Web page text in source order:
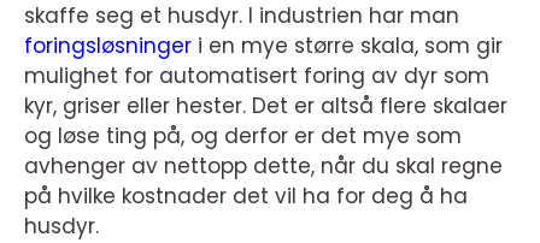
skaffe seg et husdyr. I industrien har man
foringsløsninger i en mye større skala, som gir
mulighet for automatisert foring av dyr som
kyr, griser eller hester. Det er altså flere skalaer
og løse ting på, og derfor er det mye som
avhenger av nettopp dette, når du skal regne
på hvilke kostnader det vil ha for deg å ha
husdyr.